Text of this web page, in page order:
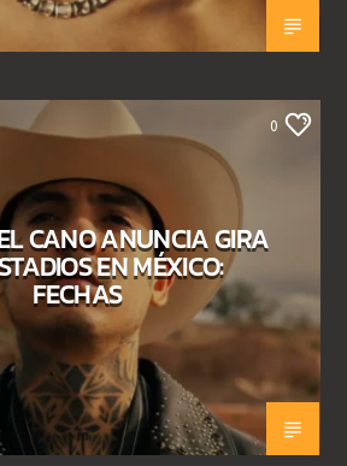
0
CANO ANUNCIA GIRA
EN MÉXICO:
FECHAS